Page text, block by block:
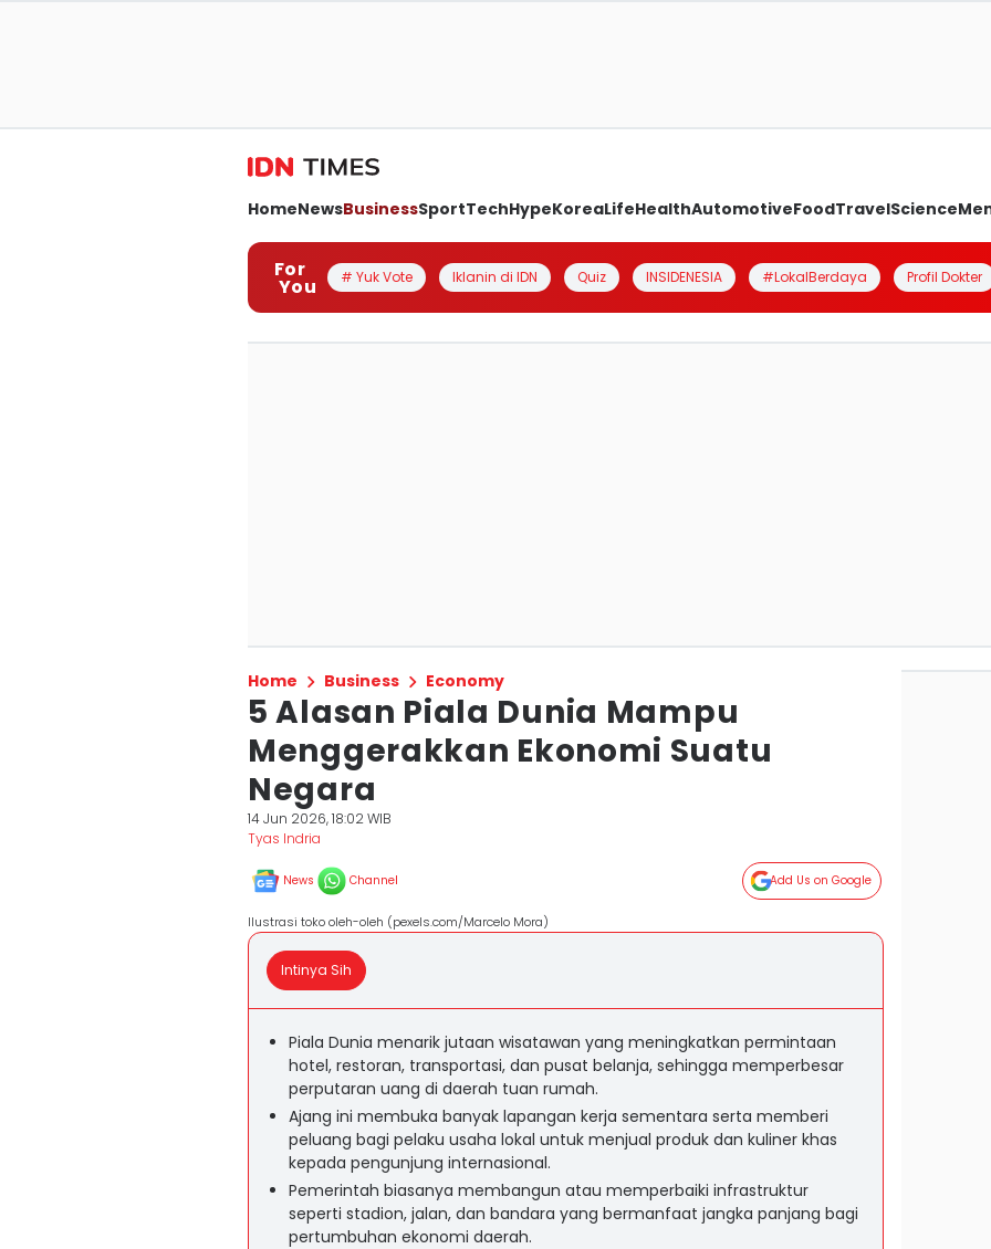
HomeNewsBusinessSportTechHypeKoreaLifeHealthAutomotiveFoodTravelScience
For
You # Yuk Vote Iklanin di IDN Quiz INSIDENESIA #LokalBerdaya Profil Dokter
Home Business Economy
5 Alasan Piala Dunia Mampu
Menggerakkan Ekonomi Suatu
Negara
14 Jun 2026, 18:02 WIB
Tyas Indria
News Channel Add Us on Google
Ilustrasi toko oleh-oleh (pexels.com/Marcelo Mora)
Intinya Sih
Piala Dunia menarik jutaan wisatawan yang meningkatkan permintaan
hotel, restoran, transportasi, dan pusat belanja, sehingga memperbesar
perputaran uang di daerah tuan rumah.
Ajang ini membuka banyak lapangan kerja sementara serta memberi
peluang bagi pelaku usaha lokal untuk menjual produk dan kuliner khas
kepada pengunjung internasional.
Pemerintah biasanya membangun atau memperbaiki infrastruktur
seperti stadion, jalan, dan bandara yang bermanfaat jangka panjang bagi
pertumbuhan ekonomi daerah.